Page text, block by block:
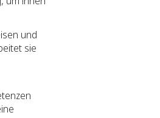
und
sie